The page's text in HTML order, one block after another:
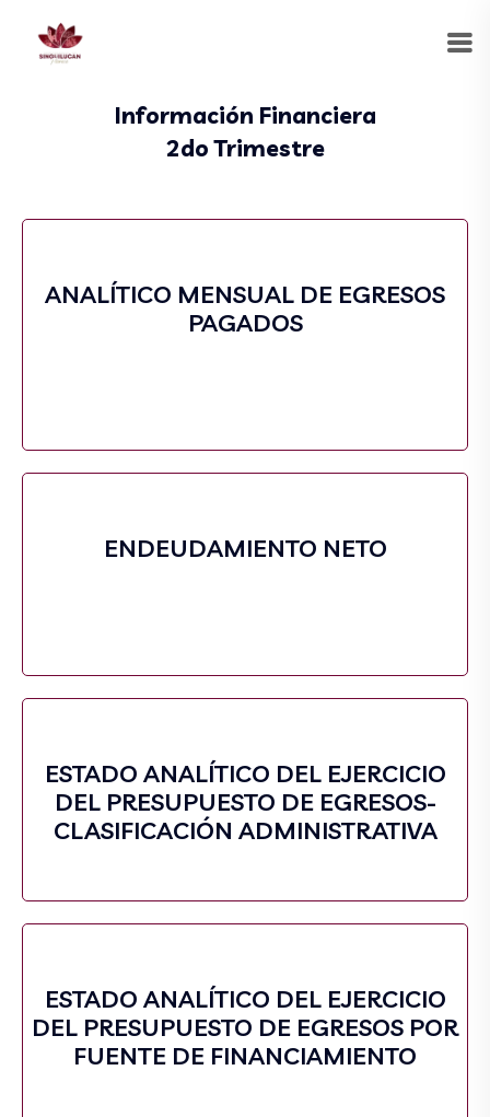
Información Financiera
2do Trimestre
ANALÍTICO MENSUAL DE EGRESOS
PAGADOS
ENDEUDAMIENTO NETO
ESTADO ANALÍTICO DEL EJERCICIO
DEL PRESUPUESTO DE EGRESOS-
CLASIFICACIÓN ADMINISTRATIVA
ESTADO ANALÍTICO DEL EJERCICIO
DEL PRESUPUESTO DE EGRESOS POR
FUENTE DE FINANCIAMIENTO